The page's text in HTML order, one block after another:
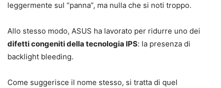
leggermente sul “panna”, ma nulla che si noti troppo.
Allo stesso modo, ASUS ha lavorato per ridurre uno dei
difetti congeniti della tecnologia IPS: la presenza di
backlight bleeding.
Come suggerisce il nome stesso, si tratta di quel